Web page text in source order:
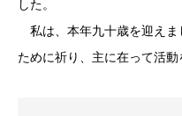
した。
私は、本年九十歳を迎えま
ために祈り、主に在って活動